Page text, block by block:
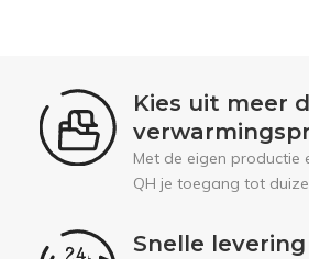
Kies uit meer
Met de eigen productie
QH je toegang tot
Snelle levering